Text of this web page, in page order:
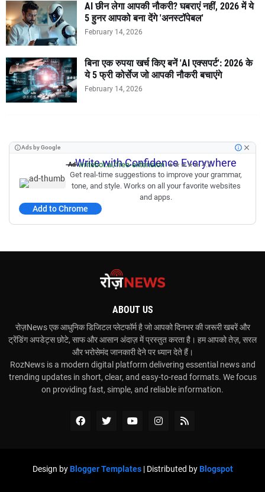
AI छीन लेगा आपकी नौकरी? घबराएं नहीं, 2026 में ये
5 हुनर आपको बना देंगे 'अनस्टॉपेबल'
February 14, 2026
बिना एक रुपया खर्च किए बनें 'AI एक्सपर्ट': 2026 के
ये 5 फ्री कोर्सेज जो आपकी नौकरी बचाएंगे
February 14, 2026
Ads by Google
Write with Confidence Everywhere
Ad writebot.ai/free-extension ★★★★★ 4.8
Get real-time suggestions to improve your grammar,
tone, and style. Works on all your favorite websites
and apps.
Add to Chrome
ABOUT US
रोज़News एक आधुनिक डिजिटल प्लेटफॉर्म है जो आपको दिनभर की जरूरी खबरें और
ट्रेंडिंग अपडेट्स छोटे, साफ और आसान अंदाज़ में प्रस्तुत करता है। हम आपको तेज़, सरल
और भरोसेमंद जानकारी देने पर ध्यान देते हैं।
RozNews is a modern digital platform delivering essential news and
trending updates in short, clear, and easy-to-read formats. We focus
on providing fast, simple, and reliable information.
Design byBlogger Templates| Distributed byBlogspot